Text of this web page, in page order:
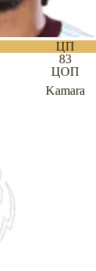
ЦП
83
ЦОП
Kamara